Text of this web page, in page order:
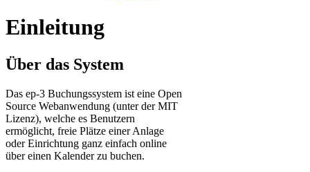
Einleitung
Über das System
Das ep-3 Buchungssystem ist eine Open
Source Webanwendung (unter der MIT
Lizenz), welche es Benutzern
ermöglicht, freie Plätze einer Anlage
oder Einrichtung ganz einfach online
über einen Kalender zu buchen.